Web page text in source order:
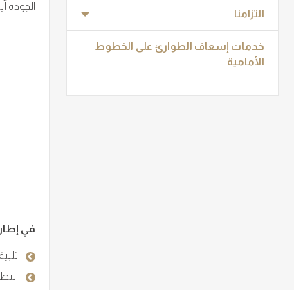
التزامنا
خدمات إسعاف الطوارئ على الخطوط
الأمامية
الجودة آيزو 9001 ونظام إدارة البيئة آيزو 14001 ونظام إدارة الصحة
في